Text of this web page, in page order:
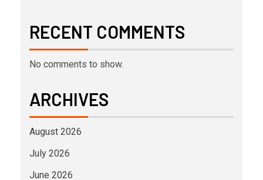
RECENT COMMENTS
No comments to show.
ARCHIVES
August 2026
July 2026
June 2026